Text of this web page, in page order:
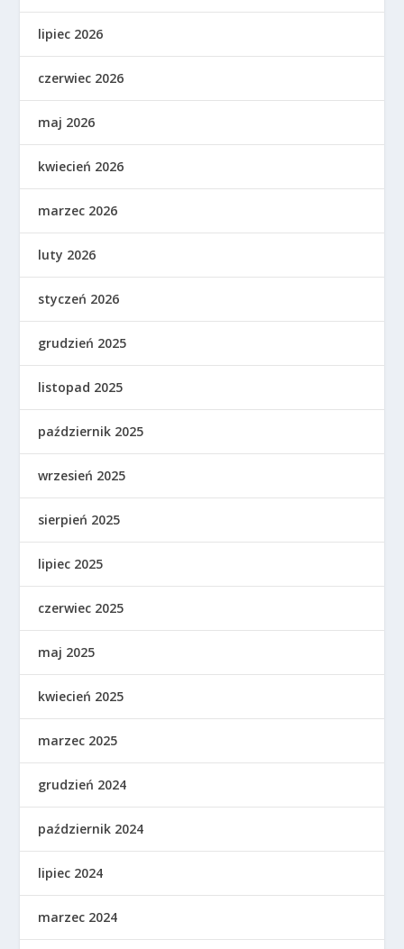
lipiec 2026
czerwiec 2026
maj 2026
kwiecień 2026
marzec 2026
luty 2026
styczeń 2026
grudzień 2025
listopad 2025
październik 2025
wrzesień 2025
sierpień 2025
lipiec 2025
czerwiec 2025
maj 2025
kwiecień 2025
marzec 2025
grudzień 2024
październik 2024
lipiec 2024
marzec 2024